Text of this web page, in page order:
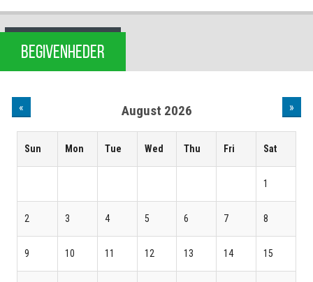
BEGIVENHEDER
« August 2026 »
Sun Mon Tue Wed Thu Fri Sat
1
2 3 4 5 6 7 8
9 10 11 12 13 14 15